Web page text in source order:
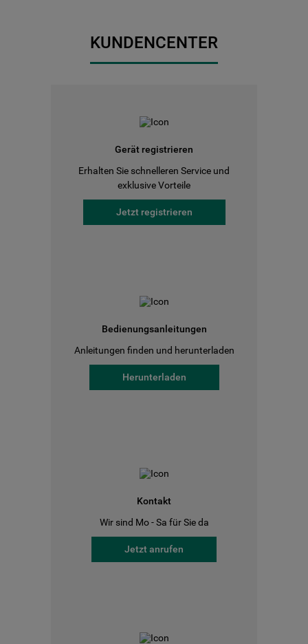
KUNDENCENTER
Gerät registrieren
Erhalten Sie schnelleren Service und
exklusive Vorteile
Jetzt registrieren
Bedienungsanleitungen
Anleitungen finden und herunterladen
Herunterladen
Kontakt
Wir sind Mo - Sa für Sie da
Jetzt anrufen